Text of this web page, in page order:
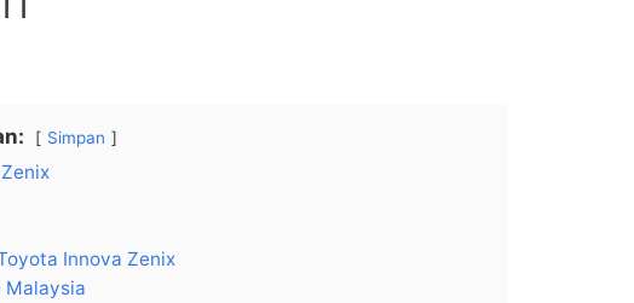
Simpan
Innova Zenix
Malaysia